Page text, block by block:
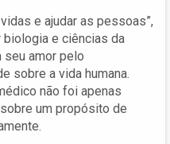
e ajudar as pessoas”,
e ciências da
seu amor pelo
sobre a vida humana.
não foi apenas
um propósito de